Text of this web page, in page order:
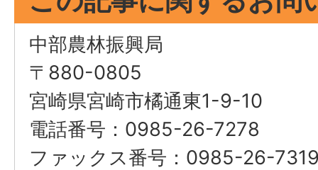
中部農林振興局
〒880-0805
宮崎県宮崎市橘通東1-9-10
電話番号：0985-26-7278
ファックス番号：0985-26-